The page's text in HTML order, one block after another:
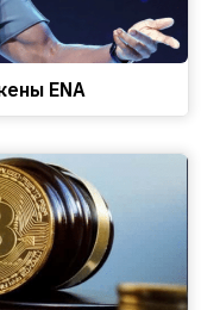
ENA